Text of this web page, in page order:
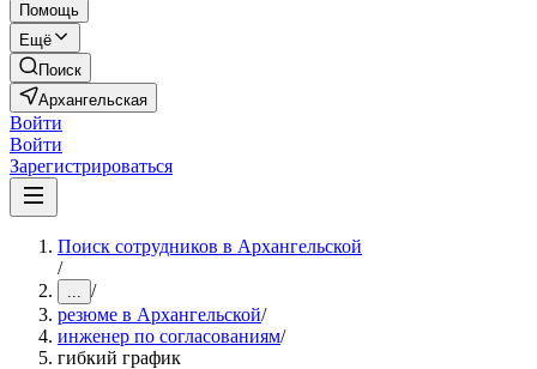
Помощь
Ещё
Поиск
Архангельская
Войти
Войти
Зарегистрироваться
Поиск сотрудников в Архангельской
/
... /
резюме в Архангельской/
инженер по согласованиям/
гибкий график